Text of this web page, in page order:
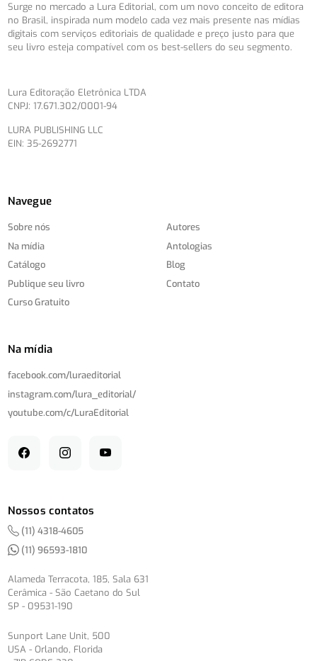
Surge no mercado a Lura Editorial, com um novo conceito de editora
no Brasil, inspirada num modelo cada vez mais presente nas mídias
digitais com serviços editoriais de qualidade e preço justo para que
seu livro esteja compatível com os best-sellers do seu segmento.
Lura Editoração Eletrônica LTDA
CNPJ: 17.671.302/0001-94
LURA PUBLISHING LLC
EIN: 35-2692771
Navegue
Sobre nós
Na mídia
Catálogo
Publique seu livro
Curso Gratuito
Autores
Antologias
Blog
Contato
Na mídia
facebook.com/luraeditorial
instagram.com/lura_editorial/
youtube.com/c/LuraEditorial
Nossos contatos
(11) 4318-4605
(11) 96593-1810
Alameda Terracota, 185, Sala 631
Cerâmica - São Caetano do Sul
SP - 09531-190
Sunport Lane Unit, 500
USA - Orlando, Florida